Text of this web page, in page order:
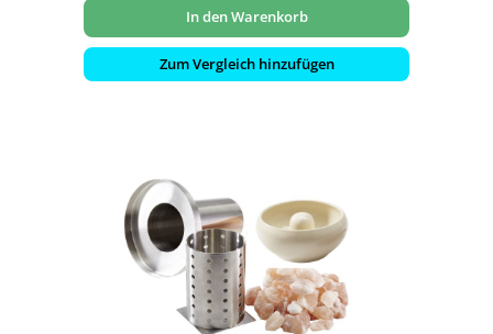
In den Warenkorb
Zum Vergleich hinzufügen